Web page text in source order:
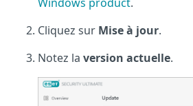
Cliquez sur Mise à jour.
Notez la version actuelle.